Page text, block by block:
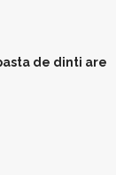
de dinti are